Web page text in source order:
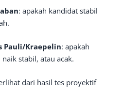
: apakah kandidat stabil
Pauli/Kraepelin: apakah
stabil, atau acak.
dari hasil tes proyektif